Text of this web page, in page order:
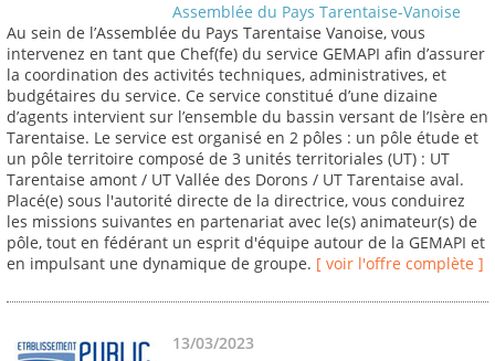
Assemblée du Pays Tarentaise-Vanoise
Au sein de l’Assemblée du Pays Tarentaise Vanoise, vous
intervenez en tant que Chef(fe) du service GEMAPI afin d’assurer
la coordination des activités techniques, administratives, et
budgétaires du service. Ce service constitué d’une dizaine
d’agents intervient sur l’ensemble du bassin versant de l’Isère en
Tarentaise. Le service est organisé en 2 pôles : un pôle étude et
un pôle territoire composé de 3 unités territoriales (UT) : UT
Tarentaise amont / UT Vallée des Dorons / UT Tarentaise aval.
Placé(e) sous l'autorité directe de la directrice, vous conduirez
les missions suivantes en partenariat avec le(s) animateur(s) de
pôle, tout en fédérant un esprit d'équipe autour de la GEMAPI et
en impulsant une dynamique de groupe. [ voir l'offre complète ]
13/03/2023